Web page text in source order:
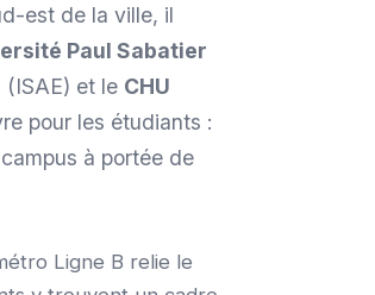
est de la ville, il
Paul Sabatier
(ISAE) et le CHU
pour les étudiants :
à portée de
Ligne B relie le